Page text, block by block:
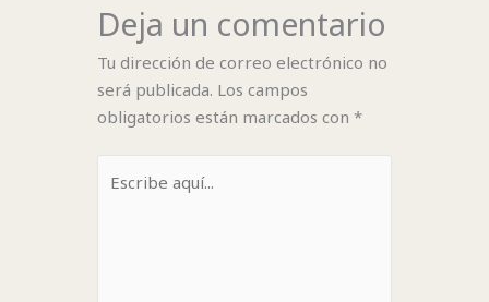
Deja un comentario
Tu dirección de correo electrónico no
será publicada. Los campos
obligatorios están marcados con *
aquí...